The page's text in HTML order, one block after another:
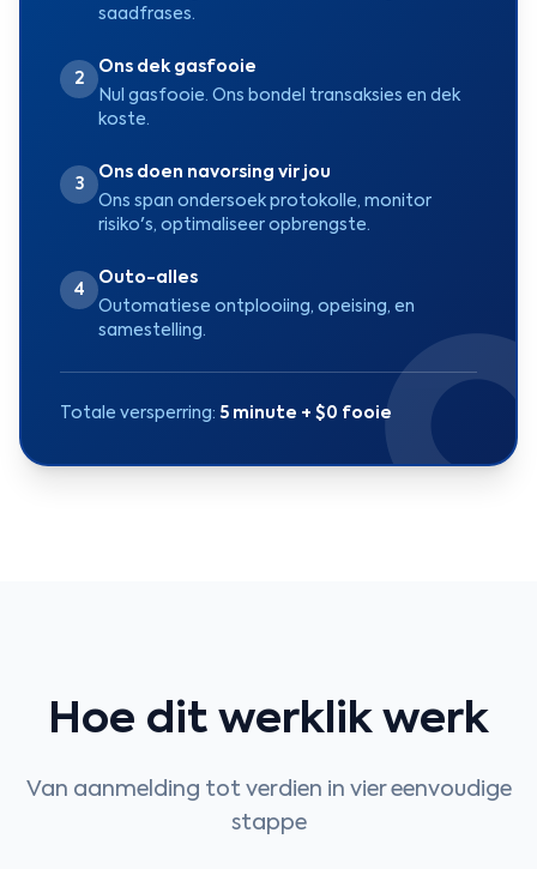
saadfrases.
2
Ons dek gasfooie
Nul gasfooie. Ons bondel transaksies en dek
koste.
3
Ons doen navorsing vir jou
Ons span ondersoek protokolle, monitor
risiko's, optimaliseer opbrengste.
4
Outo-alles
Outomatiese ontplooiing, opeising, en
samestelling.
Totale versperring: 5 minute + $0 fooie
Hoe dit werklik werk
Van aanmelding tot verdien in vier eenvoudige
stappe